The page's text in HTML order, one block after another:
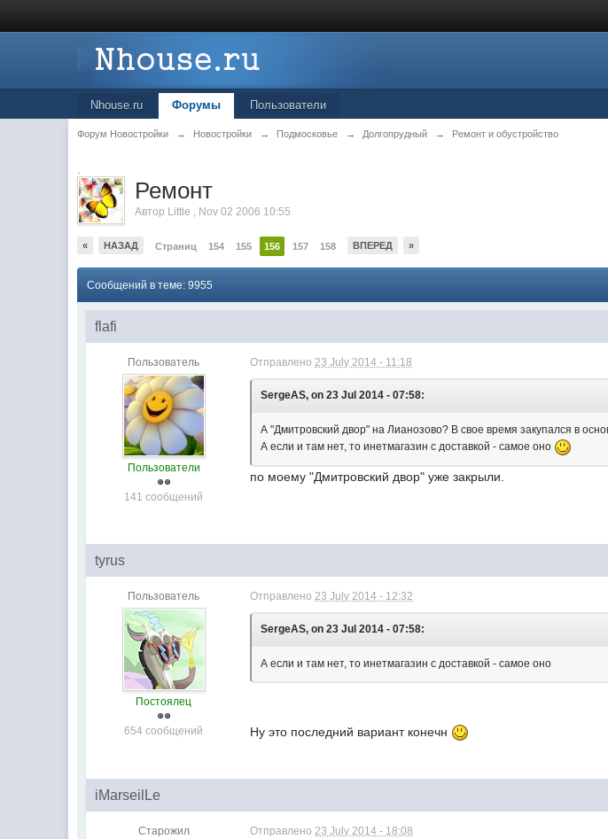
Nhouse.ru Форумы Пользователи
Форум Новостройки → Новостройки → Подмосковье → Долгопрудный → Ремонт и обустройство
.
Ремонт
Автор Little , Nov 02 2006 10:55
« НАЗАД Страниц 154 155 156 157 158 ВПЕРЕД »
Сообщений в теме: 9955
flafi
Пользователь
Пользователи
141 сообщений
Отправлено23 July 2014 - 11:18
SergeAS, on 23 Jul 2014 - 07:58:
А "Дмитровский двор" на Лианозово? В свое время закупался в
А если и там нет, то инетмагазин с доставкой - самое оно
по моему "Дмитровский двор" уже закрыли.
tyrus
Пользователь
Постоялец
654 сообщений
Отправлено23 July 2014 - 12:32
SergeAS, on 23 Jul 2014 - 07:58:
А если и там нет, то инетмагазин с доставкой - самое оно
Ну это последний вариант конечн
iMarseilLe
Старожил Отправлено23 July 2014 - 18:08